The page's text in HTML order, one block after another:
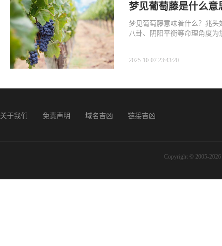
梦见葡萄藤是什么
梦见葡萄藤意味着什么？兆
八卦、阴阳平衡等命理角度
2025-10-07 23:43:20
关于我们 免责声明 域名吉凶 链接吉凶
Copyright © 2005-